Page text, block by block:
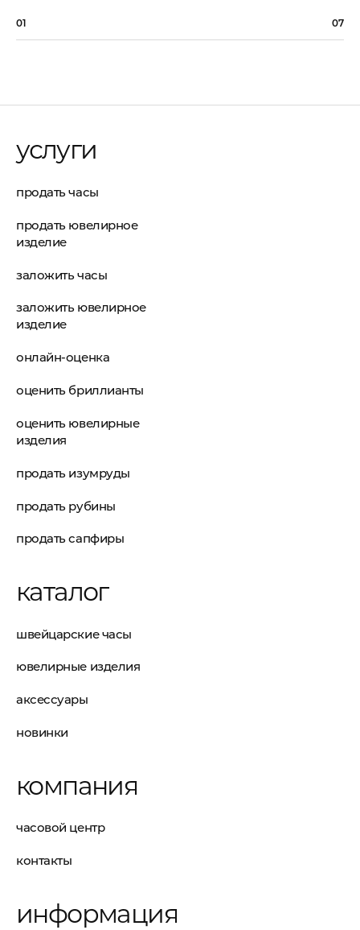
01 07
услуги
продать часы
продать ювелирное
изделие
заложить часы
заложить ювелирное
изделие
онлайн-оценка
оценить бриллианты
оценить ювелирные
изделия
продать изумруды
продать рубины
продать сапфиры
каталог
швейцарские часы
ювелирные изделия
аксессуары
новинки
компания
часовой центр
контакты
информация